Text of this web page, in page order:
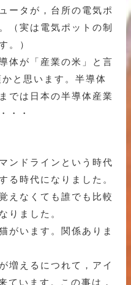
ータが，台所の電気ポ
（実は電気ポットの制
。）
体が「産業の米」と言
と思います。半導体
では日本の半導体産業
・・
ンドラインという時代
る時代になりました。
えなくても誰でも比較
りました。
がいます。関係ありま
増えるにつれて，アイ
ています。この事は，